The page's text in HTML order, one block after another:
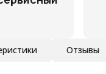
Отзывы